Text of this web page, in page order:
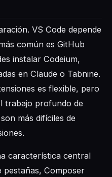
VS Code depende
común es GitHub
instalar Codeium,
en Claude o Tabnine.
es flexible, pero
trabajo profundo de
más difíciles de
característica central
pestañas, Composer